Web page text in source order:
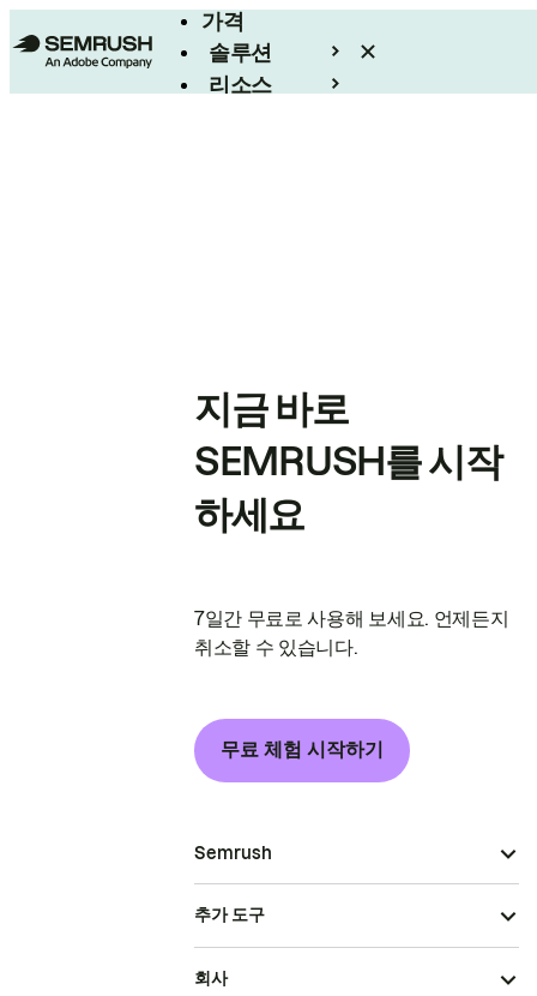
가격
솔루션
리소스
지금 바로
SEMRUSH를 시작
하세요
7일간 무료로 사용해 보세요. 언제든지
취소할 수 있습니다.
무료 체험 시작하기
Semrush
추가 도구
회사